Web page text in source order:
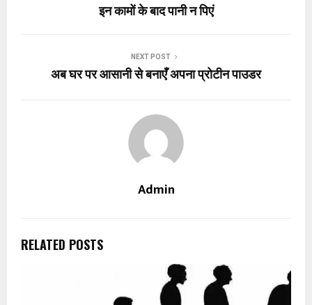
इन कामों के बाद पानी न पिएं
NEXT POST
अब घर पर आसानी से बनाएँ अपना प्रोटीन पाउडर
Admin
RELATED POSTS